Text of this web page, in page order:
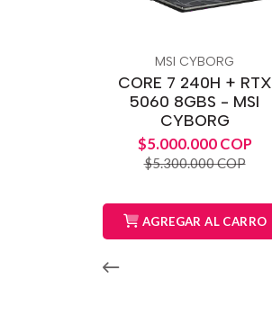
MSI CYBORG
CORE 7 240H + RTX
5060 8GBS - MSI
CYBORG
$5.000.000 COP
$5.300.000 COP
AGREGAR AL CARRO